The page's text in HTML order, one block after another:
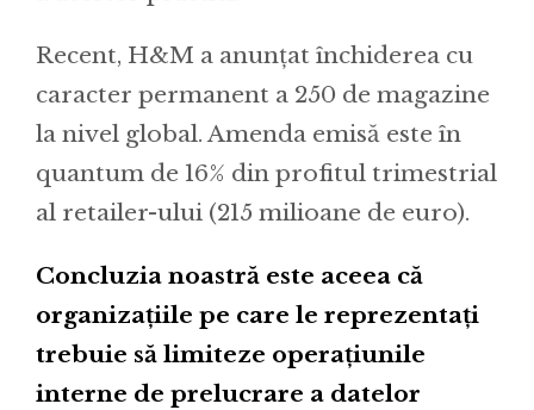
Recent, H&M a anunțat închiderea cu
caracter permanent a 250 de magazine
la nivel global. Amenda emisă este în
quantum de 16% din profitul trimestrial
al retailer-ului (215 milioane de euro).
Concluzia noastră este aceea că
organizațiile pe care le reprezentați
trebuie să limiteze operațiunile
interne de prelucrare a datelor